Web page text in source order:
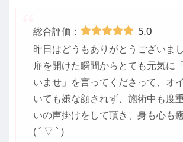
総合評価： 5.0
昨日はどうもありがとうございまし
扉を開けた瞬間からとても元気に
いませ」を言ってくださって、オ
いても嫌な顔されず、施術中も度
いの声掛けをして頂き、身も心も
( ´ ▽ ` )